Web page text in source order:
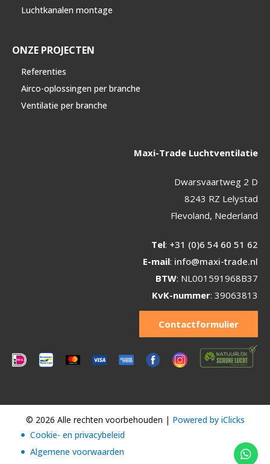
Luchtkanalen montage
ONZE PROJECTEN
Referenties
Airco-oplossingen per branche
Ventilatie per branche
Maxi-Trade Luchtventilatie
Dwarsvaartweg 2 D
8243 RZ Lelystad
Flevoland, Nederland
Tel: +31 (0)6 54 60 51 62
E-mail: info@maxi-trade.nl
BTW: NL001591968B37
KvK-nummer: 39063813
Contactformulier
© 2026 Alle rechten voorbehouden | Powered by iClicks
Cookie- en privacybeleid
Algemene voorwaarden